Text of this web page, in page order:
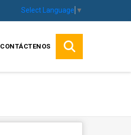
Select Language ▼
CONTÁCTENOS